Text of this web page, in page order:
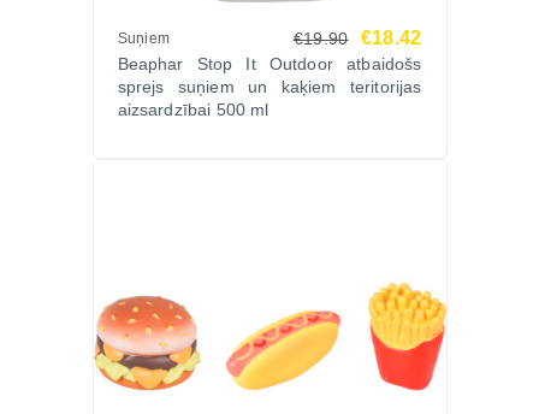
Suņiem €19.90 €18.42
Beaphar Stop It Outdoor atbaidošs
sprejs suņiem un kaķiem teritorijas
aizsardzībai 500 ml